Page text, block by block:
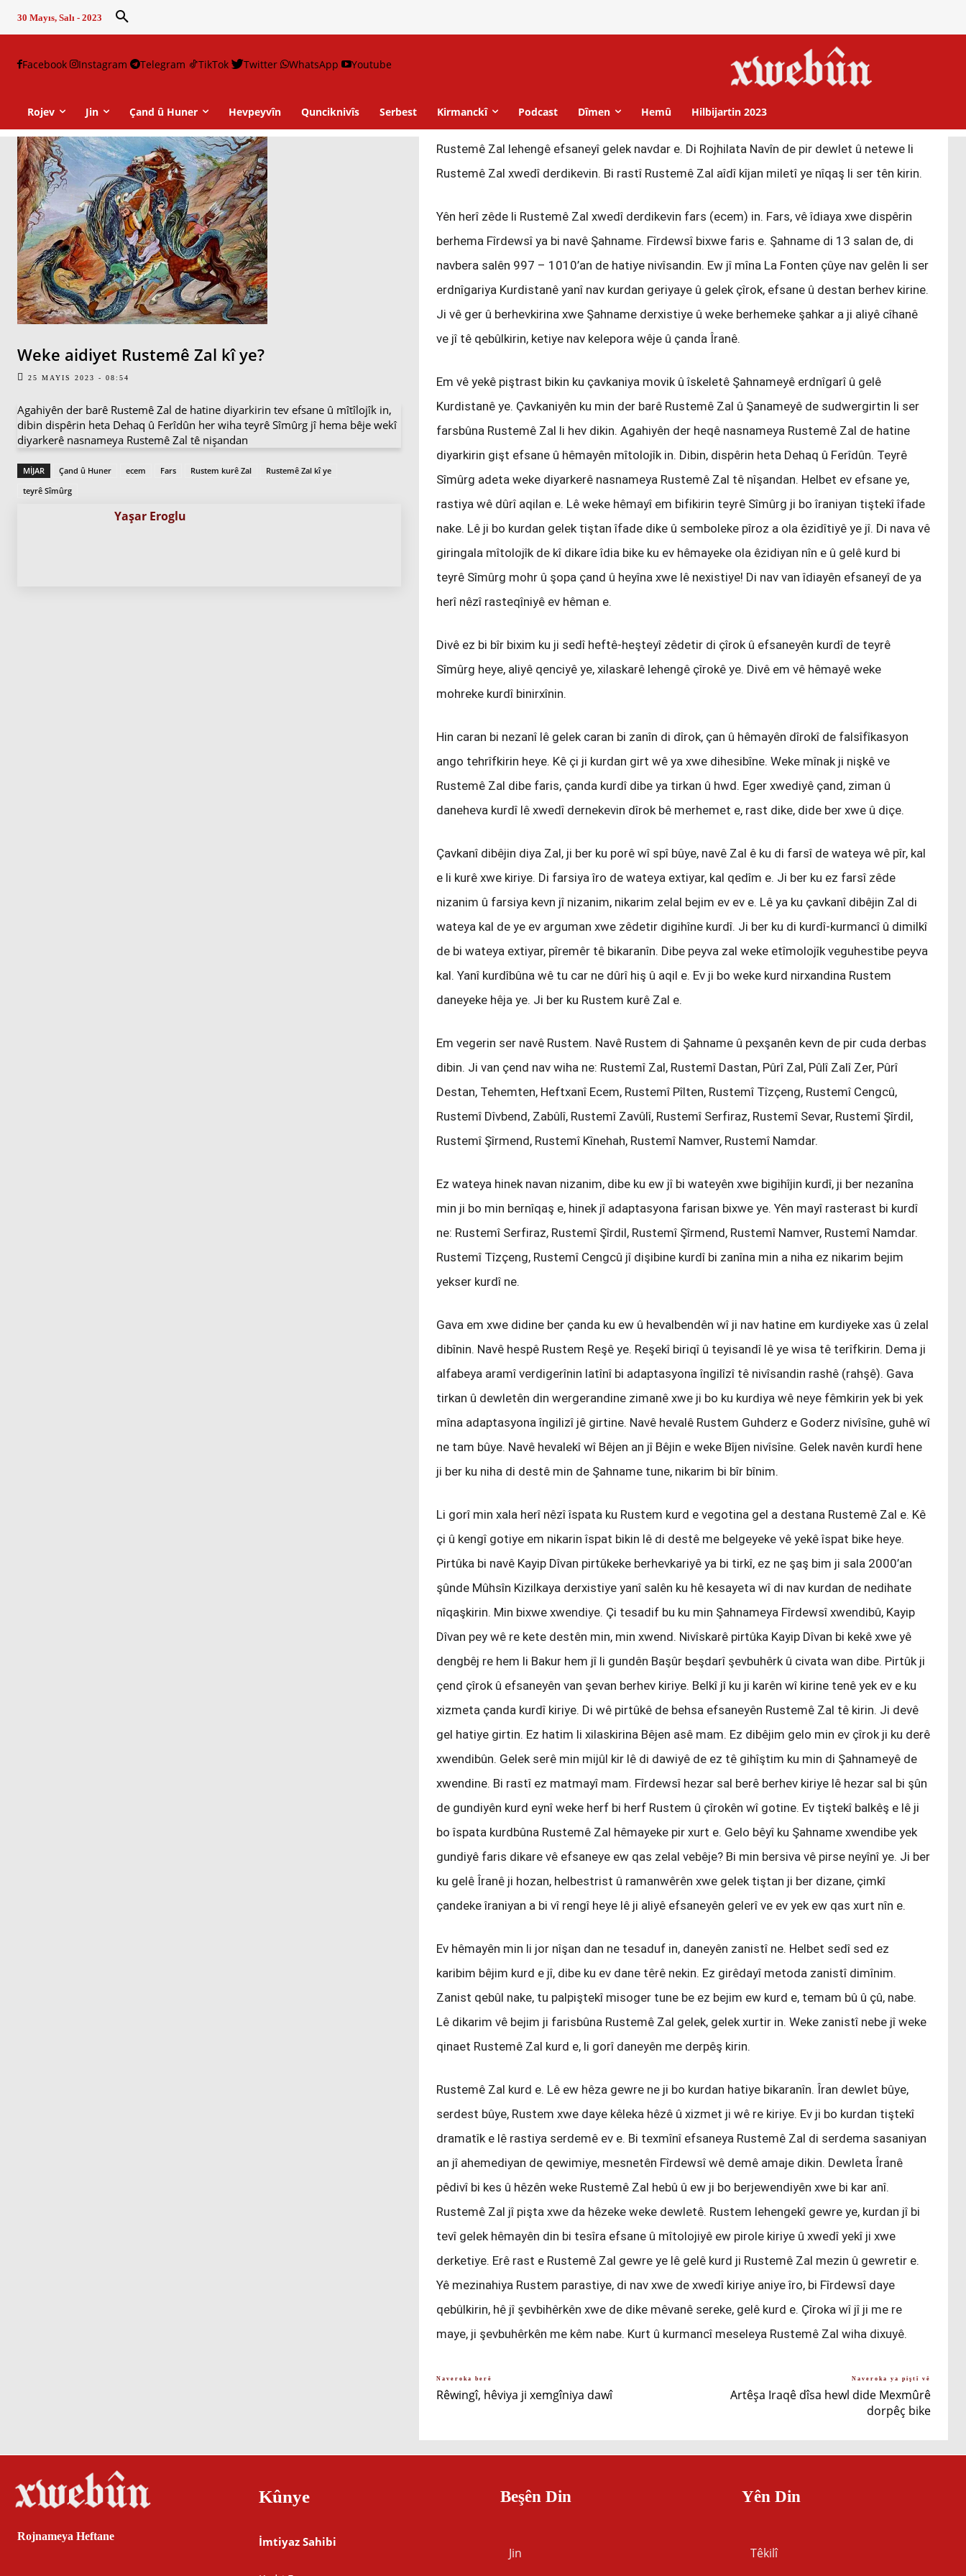
30 Mayıs, Salı - 2023
Facebook Instagram Telegram TikTok Twitter WhatsApp Youtube
Rojev Jin Çand û Huner Hevpeyvîn Qunciknivîs Serbest Kirmanckî Podcast Dîmen Hemû Hilbijartin 2023
Weke aidiyet Rustemê Zal kî ye?
25 MAYIS 2023 - 08:54
Agahiyên der barê Rustemê Zal de hatine diyarkirin tev efsane û mîtîlojîk in,
dibin dispêrin heta Dehaq û Ferîdûn her wiha teyrê Sîmûrg jî hema bêje wekî
diyarkerê nasnameya Rustemê Zal tê nişandan
MIJAR Çand û Huner ecem Fars Rustem kurê Zal
Rustemê Zal kî ye
teyrê Sîmûrg
Yaşar Eroglu
Rustemê Zal lehengê efsaneyî gelek navdar e. Di Rojhilata Navîn de pir dewlet û netewe li
Rustemê Zal xwedî derdikevin. Bi rastî Rustemê Zal aîdî kîjan miletî ye nîqaş li ser tên kirin.
Yên herî zêde li Rustemê Zal xwedî derdikevin fars (ecem) in. Fars, vê îdiaya xwe dispêrin
berhema Fîrdewsî ya bi navê Şahname. Fîrdewsî bixwe faris e. Şahname di 13 salan de, di
navbera salên 997 – 1010’an de hatiye nivîsandin. Ew jî mîna La Fonten çûye nav gelên li ser
erdnîgariya Kurdistanê yanî nav kurdan geriyaye û gelek çîrok, efsane û destan berhev kirine.
Ji vê ger û berhevkirina xwe Şahname derxistiye û weke berhemeke şahkar a ji aliyê cîhanê
ve jî tê qebûlkirin, ketiye nav kelepora wêje û çanda Îranê.
Em vê yekê piştrast bikin ku çavkaniya movik û îskeletê Şahnameyê erdnîgarî û gelê
Kurdistanê ye. Çavkaniyên ku min der barê Rustemê Zal û Şanameyê de sudwergirtin li ser
farsbûna Rustemê Zal li hev dikin. Agahiyên der heqê nasnameya Rustemê Zal de hatine
diyarkirin gişt efsane û hêmayên mîtolojîk in. Dibin, dispêrin heta Dehaq û Ferîdûn. Teyrê
Sîmûrg adeta weke diyarkerê nasnameya Rustemê Zal tê nîşandan. Helbet ev efsane ye,
rastiya wê dûrî aqilan e. Lê weke hêmayî em bifikirin teyrê Sîmûrg ji bo îraniyan tiştekî îfade
nake. Lê ji bo kurdan gelek tiştan îfade dike û semboleke pîroz a ola êzidîtiyê ye jî. Di nava vê
giringala mîtolojîk de kî dikare îdia bike ku ev hêmayeke ola êzidiyan nîn e û gelê kurd bi
teyrê Sîmûrg mohr û şopa çand û heyîna xwe lê nexistiye! Di nav van îdiayên efsaneyî de ya
herî nêzî rasteqîniyê ev hêman e.
Divê ez bi bîr bixim ku ji sedî heftê-heşteyî zêdetir di çîrok û efsaneyên kurdî de teyrê
Sîmûrg heye, aliyê qenciyê ye, xilaskarê lehengê çîrokê ye. Divê em vê hêmayê weke
mohreke kurdî binirxînin.
Hin caran bi nezanî lê gelek caran bi zanîn di dîrok, çan û hêmayên dîrokî de falsîfîkasyon
ango tehrîfkirin heye. Kê çi ji kurdan girt wê ya xwe dihesibîne. Weke mînak ji nişkê ve
Rustemê Zal dibe faris, çanda kurdî dibe ya tirkan û hwd. Eger xwediyê çand, ziman û
daneheva kurdî lê xwedî dernekevin dîrok bê merhemet e, rast dike, dide ber xwe û diçe.
Çavkanî dibêjin diya Zal, ji ber ku porê wî spî bûye, navê Zal ê ku di farsî de wateya wê pîr, kal
e li kurê xwe kiriye. Di farsiya îro de wateya extiyar, kal qedîm e. Ji ber ku ez farsî zêde
nizanim û farsiya kevn jî nizanim, nikarim zelal bejim ev ev e. Lê ya ku çavkanî dibêjin Zal di
wateya kal de ye ev arguman xwe zêdetir digihîne kurdî. Ji ber ku di kurdî-kurmancî û dimilkî
de bi wateya extiyar, pîremêr tê bikaranîn. Dibe peyva zal weke etîmolojîk veguhestibe peyva
kal. Yanî kurdîbûna wê tu car ne dûrî hiş û aqil e. Ev ji bo weke kurd nirxandina Rustem
daneyeke hêja ye. Ji ber ku Rustem kurê Zal e.
Em vegerin ser navê Rustem. Navê Rustem di Şahname û pexşanên kevn de pir cuda derbas
dibin. Ji van çend nav wiha ne: Rustemî Zal, Rustemî Dastan, Pûrî Zal, Pûlî Zalî Zer, Pûrî
Destan, Tehemten, Heftxanî Ecem, Rustemî Pîlten, Rustemî Tîzçeng, Rustemî Cengcû,
Rustemî Dîvbend, Zabûlî, Rustemî Zavûlî, Rustemî Serfiraz, Rustemî Sevar, Rustemî Şîrdil,
Rustemî Şîrmend, Rustemî Kînehah, Rustemî Namver, Rustemî Namdar.
Ez wateya hinek navan nizanim, dibe ku ew jî bi wateyên xwe bigihîjin kurdî, ji ber nezanîna
min ji bo min bernîqaş e, hinek jî adaptasyona farisan bixwe ye. Yên mayî rasterast bi kurdî
ne: Rustemî Serfiraz, Rustemî Şîrdil, Rustemî Şîrmend, Rustemî Namver, Rustemî Namdar.
Rustemî Tîzçeng, Rustemî Cengcû jî dişibine kurdî bi zanîna min a niha ez nikarim bejim
yekser kurdî ne.
Gava em xwe didine ber çanda ku ew û hevalbendên wî ji nav hatine em kurdiyeke xas û zelal
dibînin. Navê hespê Rustem Reşê ye. Reşekî biriqî û teyisandî lê ye wisa tê terîfkirin. Dema ji
alfabeya aramî verdigerînin latînî bi adaptasyona îngilîzî tê nivîsandin rashê (rahşê). Gava
tirkan û dewletên din wergerandine zimanê xwe ji bo ku kurdiya wê neye fêmkirin yek bi yek
mîna adaptasyona îngilizî jê girtine. Navê hevalê Rustem Guhderz e Goderz nivîsîne, guhê wî
ne tam bûye. Navê hevalekî wî Bêjen an jî Bêjin e weke Bîjen nivîsîne. Gelek navên kurdî hene
ji ber ku niha di destê min de Şahname tune, nikarim bi bîr bînim.
Li gorî min xala herî nêzî îspata ku Rustem kurd e vegotina gel a destana Rustemê Zal e. Kê
çi û kengî gotiye em nikarin îspat bikin lê di destê me belgeyeke vê yekê îspat bike heye.
Pirtûka bi navê Kayip Dîvan pirtûkeke berhevkariyê ya bi tirkî, ez ne şaş bim ji sala 2000’an
şûnde Mûhsîn Kizilkaya derxistiye yanî salên ku hê kesayeta wî di nav kurdan de nedihate
nîqaşkirin. Min bixwe xwendiye. Çi tesadif bu ku min Şahnameya Fîrdewsî xwendibû, Kayip
Dîvan pey wê re kete destên min, min xwend. Nivîskarê pirtûka Kayip Dîvan bi kekê xwe yê
dengbêj re hem li Bakur hem jî li gundên Başûr beşdarî şevbuhêrk û civata wan dibe. Pirtûk ji
çend çîrok û efsaneyên van şevan berhev kiriye. Belkî jî ku ji karên wî kirine tenê yek ev e ku
xizmeta çanda kurdî kiriye. Di wê pirtûkê de behsa efsaneyên Rustemê Zal tê kirin. Ji devê
gel hatiye girtin. Ez hatim li xilaskirina Bêjen asê mam. Ez dibêjim gelo min ev çîrok ji ku derê
xwendibûn. Gelek serê min mijûl kir lê di dawiyê de ez tê gihîştim ku min di Şahnameyê de
xwendine. Bi rastî ez matmayî mam. Fîrdewsî hezar sal berê berhev kiriye lê hezar sal bi şûn
de gundiyên kurd eynî weke herf bi herf Rustem û çîrokên wî gotine. Ev tiştekî balkêş e lê ji
bo îspata kurdbûna Rustemê Zal hêmayeke pir xurt e. Gelo bêyî ku Şahname xwendibe yek
gundiyê faris dikare vê efsaneye ew qas zelal vebêje? Bi min bersiva vê pirse neyînî ye. Ji ber
ku gelê Îranê ji hozan, helbestrist û ramanwêrên xwe gelek tiştan ji ber dizane, çimkî
çandeke îraniyan a bi vî rengî heye lê ji aliyê efsaneyên gelerî ve ev yek ew qas xurt nîn e.
Ev hêmayên min li jor nîşan dan ne tesaduf in, daneyên zanistî ne. Helbet sedî sed ez
karibim bêjim kurd e jî, dibe ku ev dane têrê nekin. Ez girêdayî metoda zanistî dimînim.
Zanist qebûl nake, tu palpiştekî misoger tune be ez bejim ew kurd e, temam bû û çû, nabe.
Lê dikarim vê bejim ji farisbûna Rustemê Zal gelek, gelek xurtir in. Weke zanistî nebe jî weke
qinaet Rustemê Zal kurd e, li gorî daneyên me derpêş kirin.
Rustemê Zal kurd e. Lê ew hêza gewre ne ji bo kurdan hatiye bikaranîn. Îran dewlet bûye,
serdest bûye, Rustem xwe daye kêleka hêzê û xizmet ji wê re kiriye. Ev ji bo kurdan tiştekî
dramatîk e lê rastiya serdemê ev e. Bi texmînî efsaneya Rustemê Zal di serdema sasaniyan
an jî ahemediyan de qewimiye, mesnetên Fîrdewsî wê demê amaje dikin. Dewleta Îranê
pêdivî bi kes û hêzên weke Rustemê Zal hebû û ew ji bo berjewendiyên xwe bi kar anî.
Rustemê Zal jî pişta xwe da hêzeke weke dewletê. Rustem lehengekî gewre ye, kurdan jî bi
tevî gelek hêmayên din bi tesîra efsane û mîtolojiyê ew pirole kiriye û xwedî yekî ji xwe
derketiye. Erê rast e Rustemê Zal gewre ye lê gelê kurd ji Rustemê Zal mezin û gewretir e.
Yê mezinahiya Rustem parastiye, di nav xwe de xwedî kiriye aniye îro, bi Fîrdewsî daye
qebûlkirin, hê jî şevbihêrkên xwe de dike mêvanê sereke, gelê kurd e. Çîroka wî jî ji me re
maye, ji şevbuhêrkên me kêm nabe. Kurt û kurmancî meseleya Rustemê Zal wiha dixuyê.
Naveroka berê
Rêwingî, hêviya ji xemgîniya dawî
Naveroka ya piştî vê
Artêşa Iraqê dîsa hewl dide Mexmûrê
dorpêç bike
Rojnameya Heftane
Kûnye
İmtiyaz Sahibi
Beşên Din
Jin
Yên Din
Têkilî